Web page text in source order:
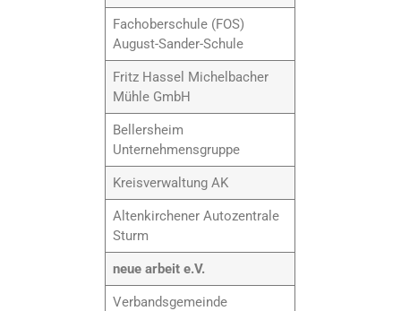
Fachoberschule (FOS)
August-Sander-Schule
Fritz Hassel Michelbacher
Mühle GmbH
Bellersheim
Unternehmensgruppe
Kreisverwaltung AK
Altenkirchener Autozentrale
Sturm
neue arbeit e.V.
Verbandsgemeinde